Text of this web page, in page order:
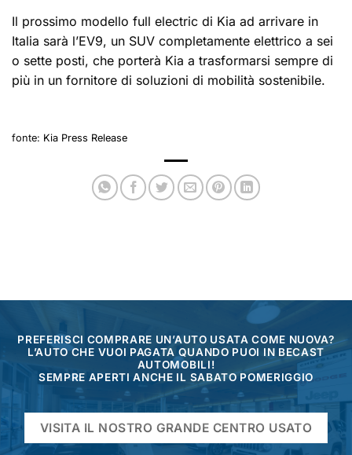
Il prossimo modello full electric di Kia ad arrivare in
Italia sarà l’EV9, un SUV completamente elettrico a sei
o sette posti, che porterà Kia a trasformarsi sempre di
più in un fornitore di soluzioni di mobilità sostenibile.
fonte: Kia Press Release
PREFERISCI COMPRARE UN’AUTO USATA COME NUOVA?
L’AUTO CHE VUOI PAGATA QUANDO PUOI IN BECAST
AUTOMOBILI!
SEMPRE APERTI ANCHE IL SABATO POMERIGGIO
VISITA IL NOSTRO GRANDE CENTRO USATO